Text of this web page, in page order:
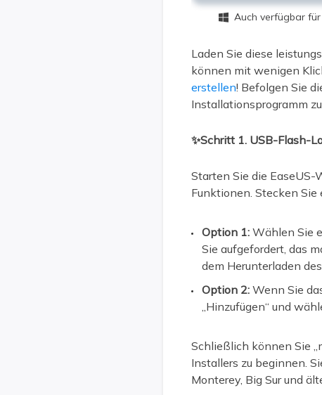
 Auch verfügbar
Laden Sie diese
können mit wenigen
erstellen! Befolgen Sie
Installationsprogramm
✨Schritt 1. USB-Flash-
Starten Sie die EaseUS-
Funktionen. Stecken
Option 1: Wählen Sie
Sie aufgefordert, das
dem Herunterladen
Option 2: Wenn Sie
„Hinzufügen“ und
Schließlich können Sie
Installers zu beginnen.
Monterey, Big Sur und